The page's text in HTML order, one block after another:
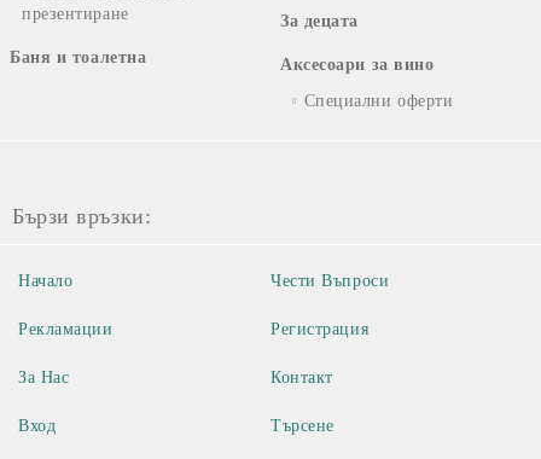
презентиране
Баня и тоалетна
За децата
Аксесоари за вино
Специални оферти
Бързи връзки:
Начало
Рекламации
За Нас
Вход
Чести Въпроси
Регистрация
Контакт
Търсене